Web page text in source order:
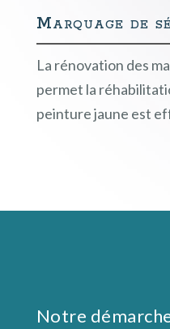
Marquage de
La rénovation des
permet la
peinture jaune est
Notre